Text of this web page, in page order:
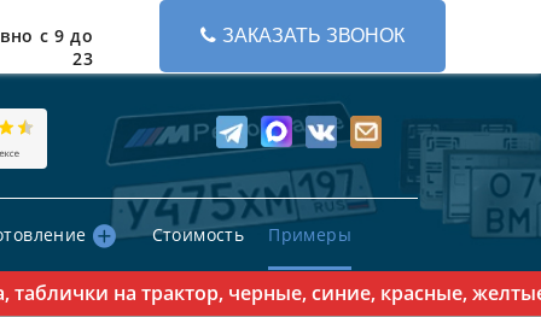
с 9 до
23
ЗАКАЗАТЬ ЗВОНОК
Стоимость Примеры
на трактор, черные, синие, красные, желтые